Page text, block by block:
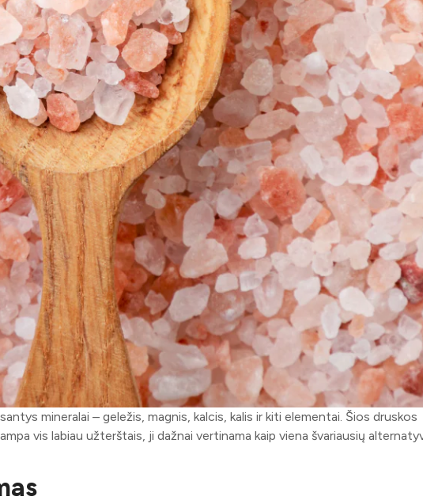
mineralai – geležis, magnis, kalcis, kalis ir kiti elementai. Šios druskos
vis labiau užterštais, ji dažnai vertinama kaip viena švariausių